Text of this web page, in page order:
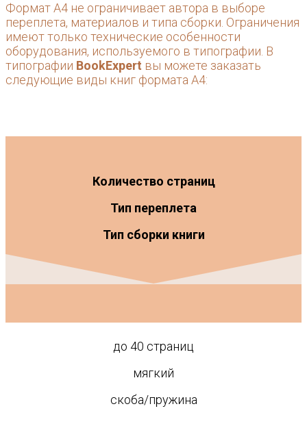
Формат А4 не ограничивает автора в выборе
переплета, материалов и типа сборки. Ограничения
имеют только технические особенности
оборудования, используемого в типографии. В
типографии BookExpert вы можете заказать
следующие виды книг формата А4:
Количество страниц
Тип переплета
Тип сборки книги
до 40 страниц
мягкий
скоба/пружина